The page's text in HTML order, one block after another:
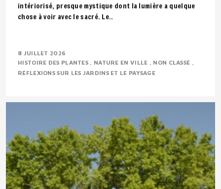
intériorisé, presque mystique dont la lumière a quelque
chose à voir avec le sacré. Le..
8 JUILLET 2026
HISTOIRE DES PLANTES
NATURE EN VILLE
NON CLASSÉ
RÉFLEXIONS SUR LES JARDINS ET LE PAYSAGE